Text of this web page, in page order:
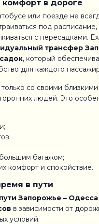
в дороге
или поезде не
под
с пересадками.
трансфер
, который
для каждого
со своими
людей. Это
багажом;
комфорт и спокойствие.
в пути
Запорожье – Одесса
в зависимости от
условий.